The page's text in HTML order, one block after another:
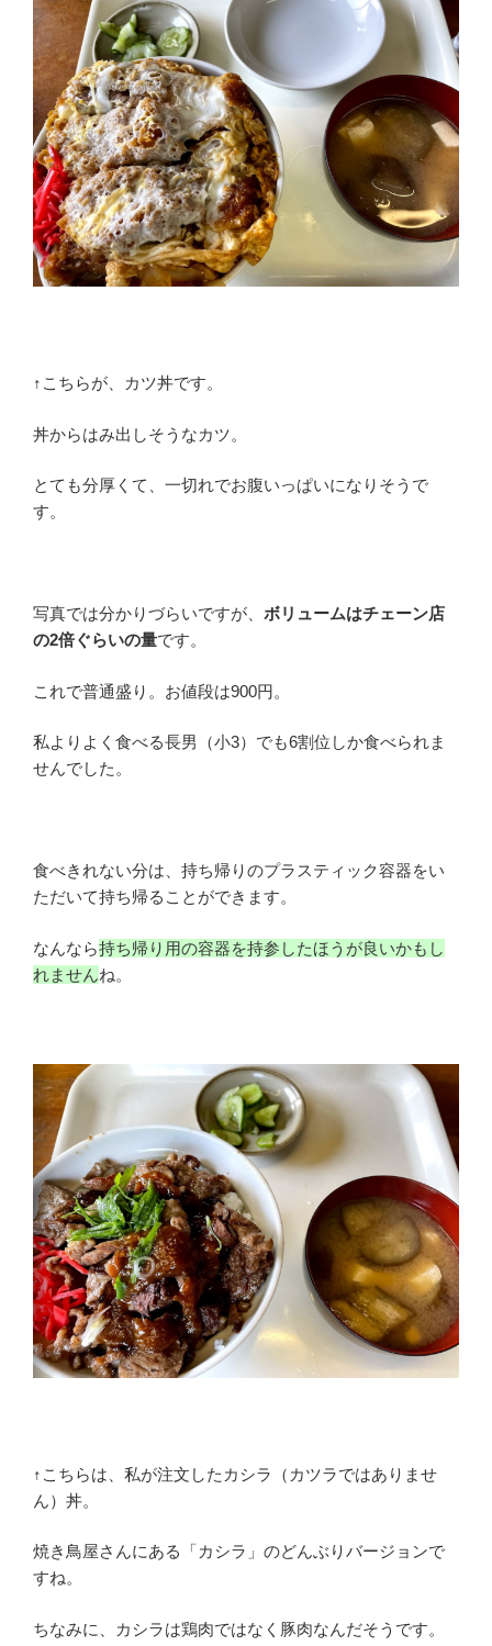
↑こちらが、カツ丼です。
丼からはみ出しそうなカツ。
とても分厚くて、一切れでお腹いっぱいになりそうで
す。
写真では分かりづらいですが、 ボリュームはチェーン店
の2倍ぐらいの量です。
これで普通盛り。お値段は900円。
私よりよく食べる長男（小3）でも6割位しか食べられま
せんでした。
食べきれない分は、持ち帰りのプラスティック容器をい
ただいて持ち帰ることができます。
なんなら持ち帰り用の容器を持参したほうが良いかもし
れませんね。
↑こちらは、私が注文したカシラ（カツラではありませ
ん）丼。
焼き鳥屋さんにある「カシラ」のどんぶりバージョンで
すね。
ちなみに、カシラは鶏肉ではなく豚肉なんだそうです。